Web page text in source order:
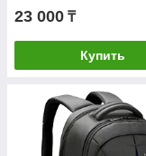
23 000 ₸
Купить